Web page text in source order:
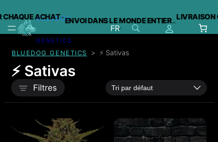
au
contenu
ACHAT-ENVOI DANS LE MONDE ENTIER-LIVRAISON
BLUEDOG
GENETICS
FR
BLUEDOG GENETICS > ⚡️ Sativas
⚡️ Sativas
Filtres